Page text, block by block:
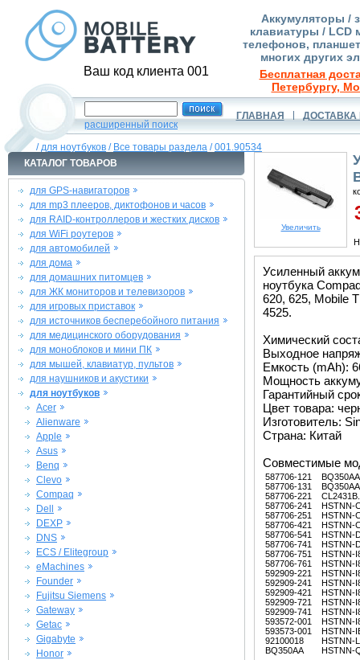
Ваш код клиента 001
Аккумуляторы /
клавиатуры / LCD
телефонов,
многих других
Бесплатная
Петербургу,
расширенный поиск
ГЛАВНАЯ ДОСТАВКА
/для ноутбуков / Все товары раздела /001.90534
КАТАЛОГ ТОВАРОВ
для GPS-навигаторов
для mp3 плееров, диктофонов и часов
для RAID-контроллеров и жестких дисков
для WiFi роутеров
для автомобилей
для дома
для домашних питомцев
для ЖК мониторов и телевизоров
для игровых приставок
для источников бесперебойного питания
для медицинского оборудования
для моноблоков и мини ПК
для мышей, клавиатур, пультов
для наушников и акустики
для ноутбуков
Acer
Alienware
Apple
Asus
Benq
Clevo
Compaq
Dell
DEXP
DNS
ECS / Elitegroup
eMachines
Founder
Fujitsu Siemens
Gateway
Getac
Gigabyte
Honor
Увеличить
Усиленный
ноутбука
620, 625, Mobile
4525.
Химический
Выходное
Емкость (mAh):
Мощность
Гарантийный
Цвет товара:
Изготовитель:
Страна: Китай
Совместимые
587706-121
587706-131
587706-221
587706-241
587706-251
587706-421
587706-541
587706-741
587706-751
587706-761
592909-221
592909-241
592909-421
592909-721
592909-741
593572-001
593573-001
92100018
BQ350AA
HSTNN-
HSTNN-
HSTNN-
HSTNN-
HSTNN-
HSTNN-
HSTNN-
HSTNN-
HSTNN-
HSTNN-
HSTNN-
HSTNN-
HSTNN-
HSTNN-
HSTNN-
HSTNN-